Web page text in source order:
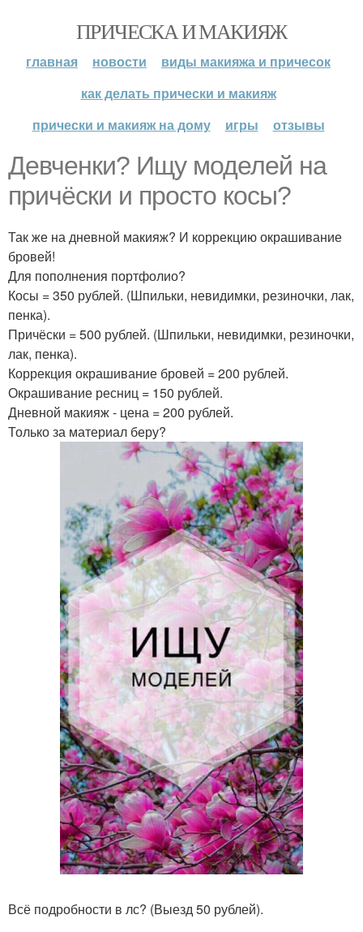
ПРИЧЕСКА И МАКИЯЖ
главная новости
виды макияжа и причесок
как делать прически и макияж
прически и макияж на дому
игры отзывы
Девченки? Ищу моделей на
причёски и просто косы?
Так же на дневной макияж? И коррекцию окрашивание
бровей!
Для пополнения портфолио?
Косы = 350 рублей. (Шпильки, невидимки, резиночки, лак,
пенка).
Причёски = 500 рублей. (Шпильки, невидимки, резиночки,
лак, пенка).
Коррекция окрашивание бровей = 200 рублей.
Окрашивание ресниц = 150 рублей.
Дневной макияж - цена = 200 рублей.
Только за материал беру?
Всё подробности в лс? (Выезд 50 рублей).